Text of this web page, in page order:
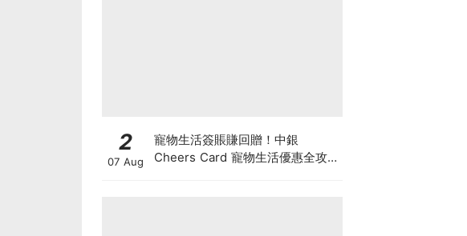
2
07 Aug
寵物生活簽賬賺回贈！中銀
Cheers Card 寵物生活優惠全攻